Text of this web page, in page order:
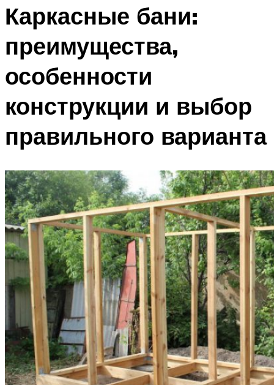
Каркасные бани:
преимущества,
особенности
конструкции и выбор
правильного варианта